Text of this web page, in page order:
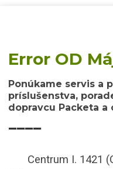
Error OD
Ponúkame servis a
príslušenstva,
dopravcu Packeta a
____
Centrum I. 1421